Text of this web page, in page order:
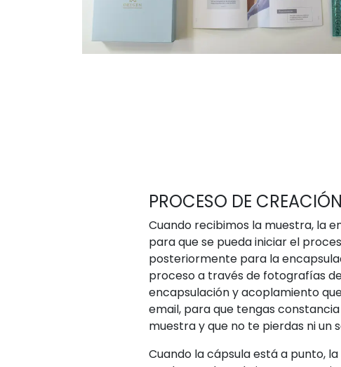
PROCESO DE CREACIÓN
Cuando recibimos la muestra, la
para que se pueda iniciar el
posteriormente para la
proceso a través de fotografías
encapsulación y acoplamiento
email, para que tengas
muestra y que no te pierdas ni un
Cuando la cápsula está a punto,